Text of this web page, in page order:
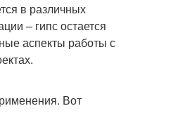
в различных
– гипс остается
аспекты работы с
Вот